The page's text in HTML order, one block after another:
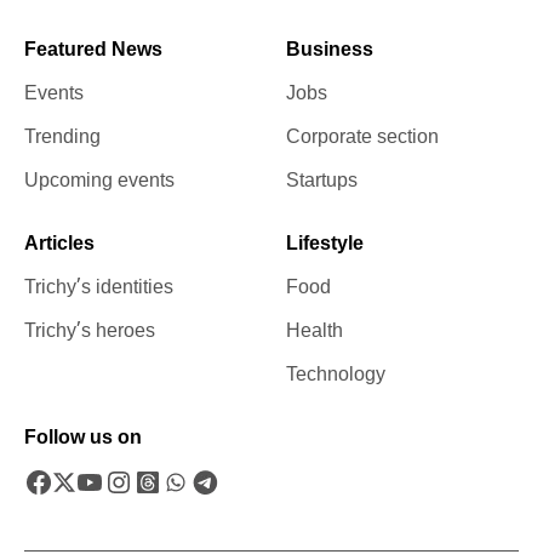
Featured News
Events
Trending
Upcoming events
Business
Jobs
Corporate section
Startups
Articles
Trichy’s identities
Trichy’s heroes
Lifestyle
Food
Health
Technology
Follow us on